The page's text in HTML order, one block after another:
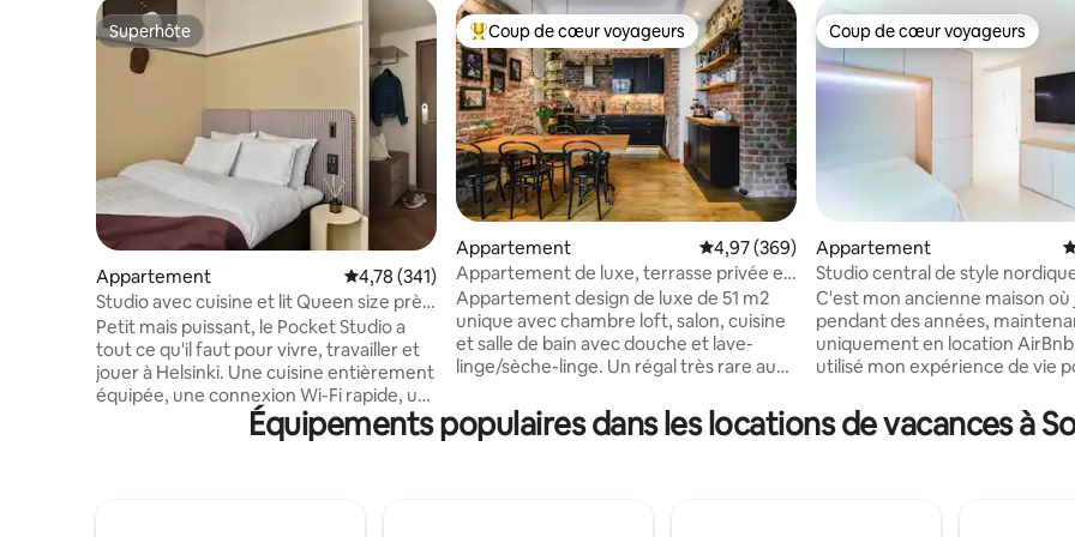
Superhôte
Superhôte
Appartement Évaluation moyenne sur la base de 341 commentaires : 4,78 sur 5
4,78 (341)
Studio avec cuisine et lit Queen size près
du parc de la ville
Petit mais puissant, le Pocket Studio a
tout ce qu'il faut pour vivre, travailler et
jouer à Helsinki. Une cuisine entièrement
équipée, une connexion Wi-Fi rapide, un
lit haut de gamme Matri, une entrée sans
clé et des détails de design finlandais
Coups de cœur voyageurs les plus appréciés
Coup de cœur voyageurs
Appartement Évaluation moyenne sur la base de 369
4,97 (369)
Appartement de luxe, terrasse privée et
superbe emplacement central
Appartement design de luxe de 51 m2
unique avec chambre loft, salon, cuisine
et salle de bain avec douche et lave-
linge/sèche-linge. Un régal très rare au
20 m2. Cuisine entièrement équipée
avec table à manger pour 4 personnes.
Coup de cœur voyageurs
Coup de cœur voyageurs
Appartement
Studio central de style
C'est mon ancienne maison où
pendant des années,
uniquement en location
utilisé mon expérience de vie
pour vous offrir une vie facile
les appareils modernes et une
Tout ce dont vous avez besoin
Équipements populaires dans les locations de vacances à